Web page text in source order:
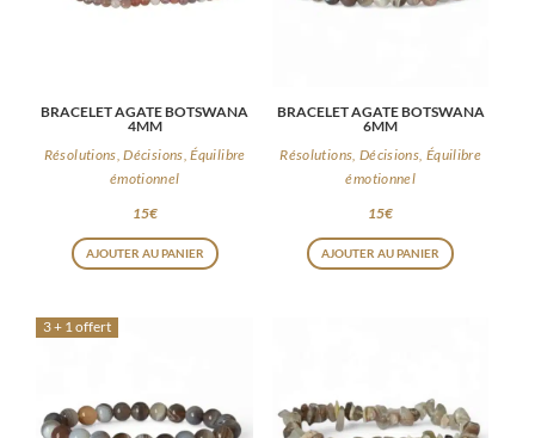
BRACELET AGATE BOTSWANA
4MM
Résolutions, Décisions, Équilibre
émotionnel
15€
AJOUTER AU PANIER
BRACELET AGATE BOTSWANA
6MM
Résolutions, Décisions, Équilibre
émotionnel
15€
AJOUTER AU PANIER
3 + 1 offert